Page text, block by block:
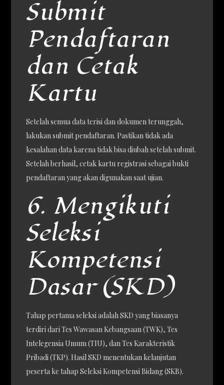
Submit
Pendaftaran
dan Cetak
Kartu
Setelah semua data terisi dan dokumen terunggah,
lakukan submit pendaftaran. Pastikan tidak ada
kesalahan data karena tidak bisa diubah setelah submit.
Setelah berhasil, cetak kartu registrasi sebagai bukti
pendaftaran yang akan digunakan saat ujian.
6. Mengikuti
Seleksi
Kompetensi
Dasar (SKD)
Tahap pertama seleksi adalah SKD yang biasanya
terdiri dari Tes Wawasan Kebangsaan (TWK), Tes
Intelegensia Umum (TIU), dan Tes Karakteristik
Pribadi (TKP). Hasil SKD menentukan kelanjutan
peserta ke tahap Seleksi Kompetensi Bidang (SKB).